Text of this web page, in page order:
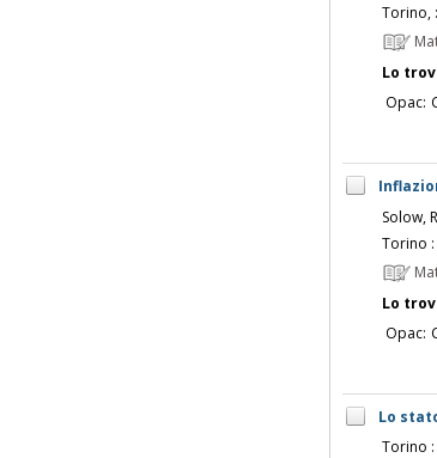
Torino,
Lo
Opac:
Solow,
Torino
Lo
Opac:
Lo
Torino